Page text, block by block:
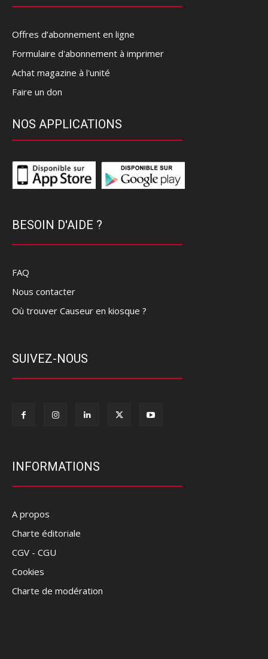
Offres d’abonnement en ligne
Formulaire d'abonnement à imprimer
Achat magazine à l'unité
Faire un don
NOS APPLICATIONS
BESOIN D'AIDE ?
FAQ
Nous contacter
Où trouver Causeur en kiosque ?
SUIVEZ-NOUS
INFORMATIONS
A propos
Charte éditoriale
CGV - CGU
Cookies
Charte de modération